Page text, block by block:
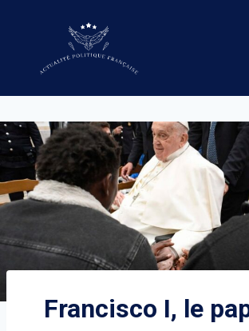
Francisco I, le